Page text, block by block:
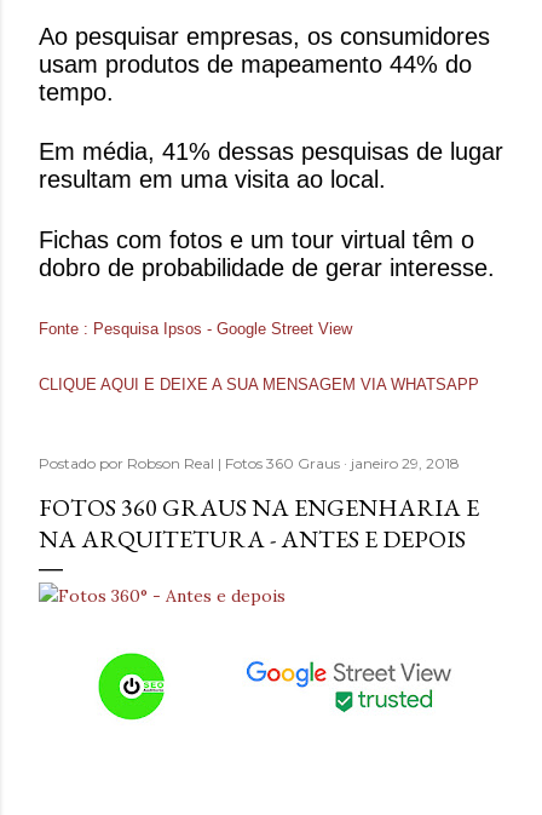
Ao pesquisar empresas, os consumidores
usam produtos de mapeamento 44% do
tempo.
Em média, 41% dessas pesquisas de lugar
resultam em uma visita ao local.
Fichas com fotos e um tour virtual têm o
dobro de probabilidade de gerar interesse.
Fonte : Pesquisa Ipsos - Google Street View
CLIQUE AQUI E DEIXE A SUA MENSAGEM VIA WHATSAPP
Postado por Robson Real | Fotos 360 Graus janeiro 29, 2018
FOTOS 360 GRAUS NA ENGENHARIA E
NA ARQUITETURA - ANTES E DEPOIS